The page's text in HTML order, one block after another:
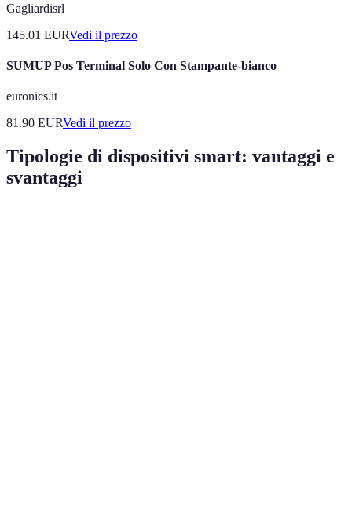
Gagliardisrl
145.01 EURVedi il prezzo
SUMUP Pos Terminal Solo Con Stampante-bianco
euronics.it
81.90 EURVedi il prezzo
Tipologie di dispositivi smart: vantaggi e
svantaggi